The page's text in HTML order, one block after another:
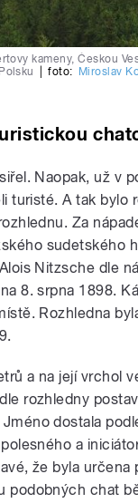
kameny, Českou
foto: Miroslav
Naopak, už v
turisté. A tak bylo
Za
sudetského
Nitzsche dle
8. srpna 1898.
Rozhledna
a na její vrchol
rozhledny
dostala
a
že byla určena
podobných chat